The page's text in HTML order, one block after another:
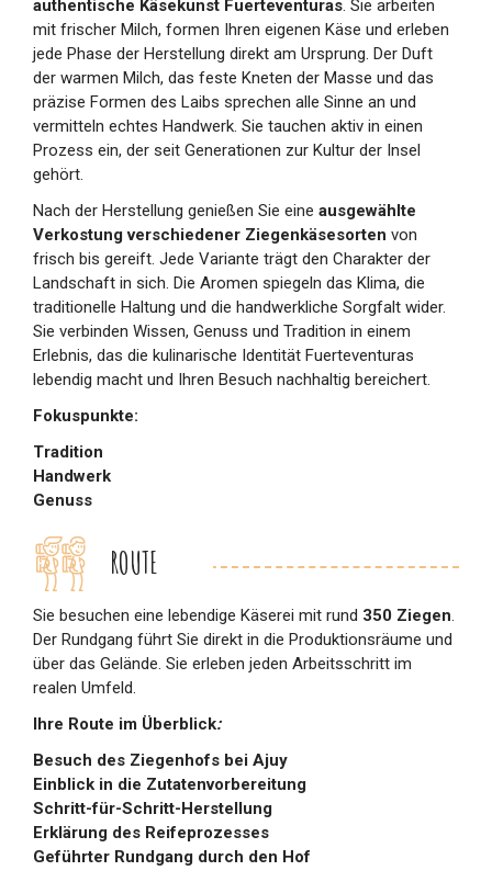
authentische Käsekunst Fuerteventuras. Sie arbeiten
mit frischer Milch, formen Ihren eigenen Käse und erleben
jede Phase der Herstellung direkt am Ursprung. Der Duft
der warmen Milch, das feste Kneten der Masse und das
präzise Formen des Laibs sprechen alle Sinne an und
vermitteln echtes Handwerk. Sie tauchen aktiv in einen
Prozess ein, der seit Generationen zur Kultur der Insel
gehört.
Nach der Herstellung genießen Sie eine ausgewählte
Verkostung verschiedener Ziegenkäsesorten von
frisch bis gereift. Jede Variante trägt den Charakter der
Landschaft in sich. Die Aromen spiegeln das Klima, die
traditionelle Haltung und die handwerkliche Sorgfalt wider.
Sie verbinden Wissen, Genuss und Tradition in einem
Erlebnis, das die kulinarische Identität Fuerteventuras
lebendig macht und Ihren Besuch nachhaltig bereichert.
Fokuspunkte:
Tradition
Handwerk
Genuss
ROUTE
Sie besuchen eine lebendige Käserei mit rund 350 Ziegen.
Der Rundgang führt Sie direkt in die Produktionsräume und
über das Gelände. Sie erleben jeden Arbeitsschritt im
realen Umfeld.
Ihre Route im Überblick:
Besuch des Ziegenhofs bei Ajuy
Einblick in die Zutatenvorbereitung
Schritt-für-Schritt-Herstellung
Erklärung des Reifeprozesses
Geführter Rundgang durch den Hof